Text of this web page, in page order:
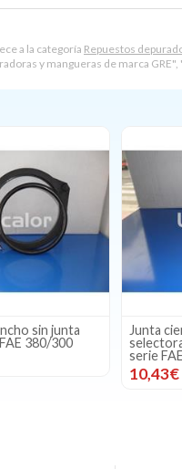
a la categoría Repuestos
y mangueras de marca
sin junta
380/300
Junta
serie
10,43€